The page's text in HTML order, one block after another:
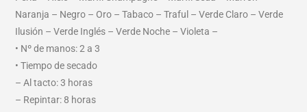
Naranja – Negro – Oro – Tabaco – Traful – Verde Claro – Verde
Ilusión – Verde Inglés – Verde Noche – Violeta –
• Nº de manos: 2 a 3
• Tiempo de secado
– Al tacto: 3 horas
– Repintar: 8 horas